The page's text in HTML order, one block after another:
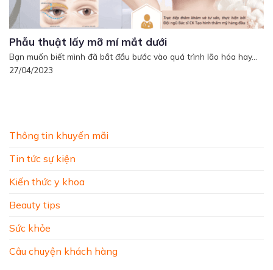
Thông tin khuyến mãi
Tin tức sự kiện
Kiến thức y khoa
Beauty tips
Sức khỏe
Câu chuyện khách hàng
Phẫu thuật lấy mỡ mí mắt dưới
Bạn muốn biết mình đã bắt đầu bước vào quá trình lão hóa hay...
27/04/2023